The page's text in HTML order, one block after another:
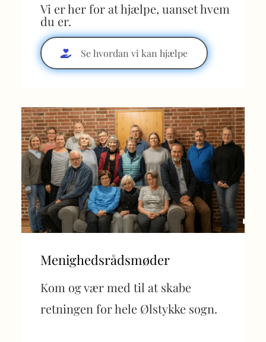
Vi er her for at hjælpe, uanset hvem
du er.
Se hvordan vi kan hjælpe
Menighedsrådsmøder
Kom og vær med til at skabe
retningen for hele Ølstykke sogn.